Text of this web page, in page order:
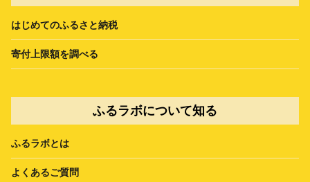
はじめてのふるさと納税
寄付上限額を調べる
ふるラボについて知る
ふるラボとは
よくあるご質問